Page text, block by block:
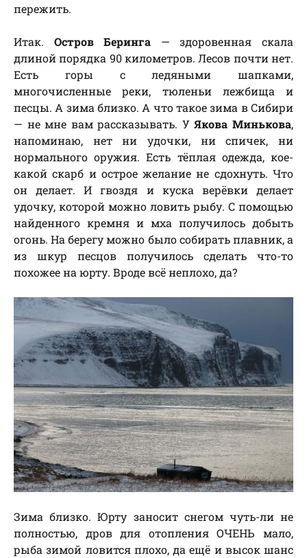
пережить.
Итак. Остров Беринга — здоровенная скала
длиной порядка 90 километров. Лесов почти нет.
Есть горы с ледяными шапками,
многочисленные реки, тюленьи лежбища и
песцы. А зима близко. А что такое зима в Сибири
— не мне вам рассказывать. УЯкова Минькова,
напоминаю, нет ни удочки, ни спичек, ни
нормального оружия. Есть тёплая одежда, кое-
какой скарб и острое желание не сдохнуть. Что
он делает. И гвоздя и куска верёвки делает
удочку, которой можно ловить рыбу. С помощью
найденного кремня и мха получилось добыть
огонь. На берегу можно было собирать плавник, а
из шкур песцов получилось сделать что-то
похожее на юрту. Вроде всё неплохо, да?
Зима близко. Юрту заносит снегом чуть-ли не
полностью, дров для отопления ОЧЕНЬ мало,
рыба зимой ловится плохо, да ещё и высок шанс